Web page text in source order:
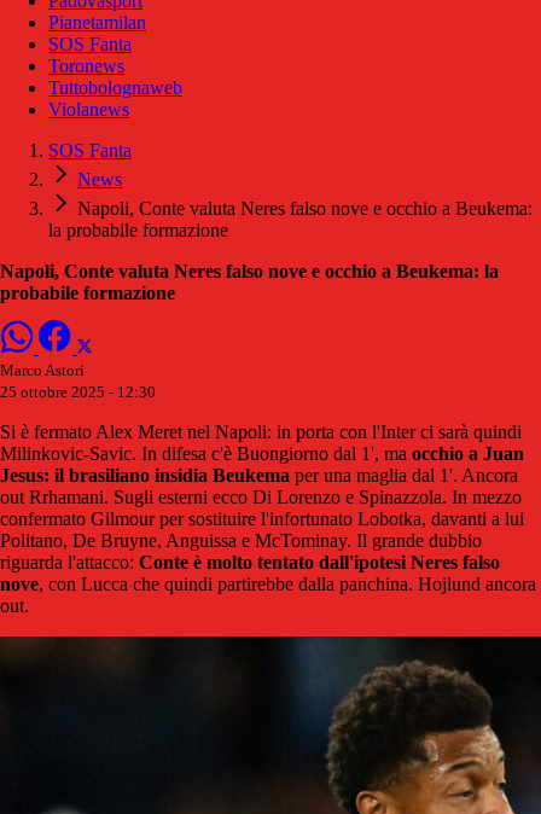
Pianetamilan
SOS Fanta
Toronews
Tuttobolognaweb
Violanews
SOS Fanta
News
Napoli, Conte valuta Neres falso nove e occhio a Beukema:
la probabile formazione
Napoli, Conte valuta Neres falso nove e occhio a Beukema: la
probabile formazione
Marco Astori
25 ottobre 2025 - 12:30
Si è fermato Alex Meret nel Napoli: in porta con l'Inter ci sarà quindi
Milinkovic-Savic. In difesa c'è Buongiorno dal 1', ma occhio a Juan
Jesus: il brasiliano insidia Beukema per una maglia dal 1'. Ancora
out Rrhamani. Sugli esterni ecco Di Lorenzo e Spinazzola. In mezzo
confermato Gilmour per sostituire l'infortunato Lobotka, davanti a lui
Politano, De Bruyne, Anguissa e McTominay. Il grande dubbio
riguarda l'attacco: Conte è molto tentato dall'ipotesi Neres falso
nove, con Lucca che quindi partirebbe dalla panchina. Hojlund ancora
out.